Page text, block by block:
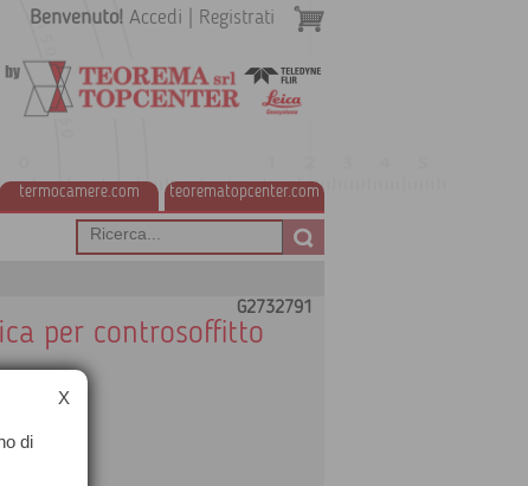
termocamere.com teorematopcenter.com
Benvenuto! Accedi Registrati
G2732791
per controsoffitto
X
di